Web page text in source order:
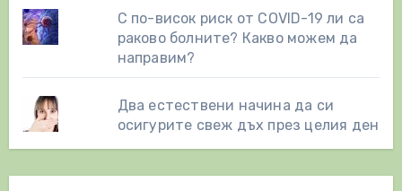
С по-висок риск от COVID-19 ли са
раково болните? Какво можем да
направим?
Два естествени начинa да си
осигурите свеж дъх през целия ден